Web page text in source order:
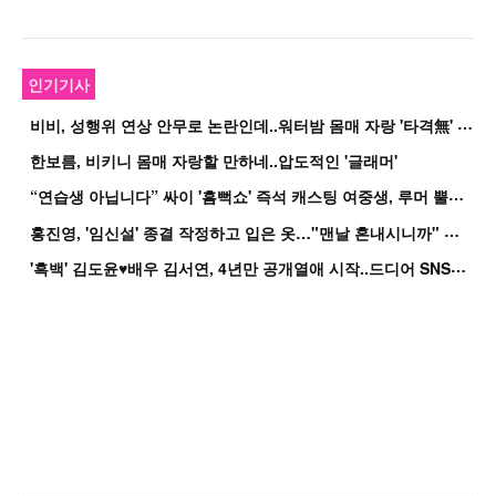
인기기사
비
비, 성행위 연상 안무로 논란인데..워터밤 몸매 자랑 '타격無' 근황
한보름, 비키니 몸매 자랑할 만하네..압도적인 '글래머'
“
연습생 아닙니다” 싸이 '흠뻑쇼' 즉석 캐스팅 여중생, 루머 뿔났다[Oh!쎈 이...
홍
진영, '임신설' 종결 작정하고 입은 옷…"맨날 혼내시니까" 억울
'
흑백' 김도윤♥배우 김서연, 4년만 공개열애 시작..드디어 SNS에 노출 [핫피...